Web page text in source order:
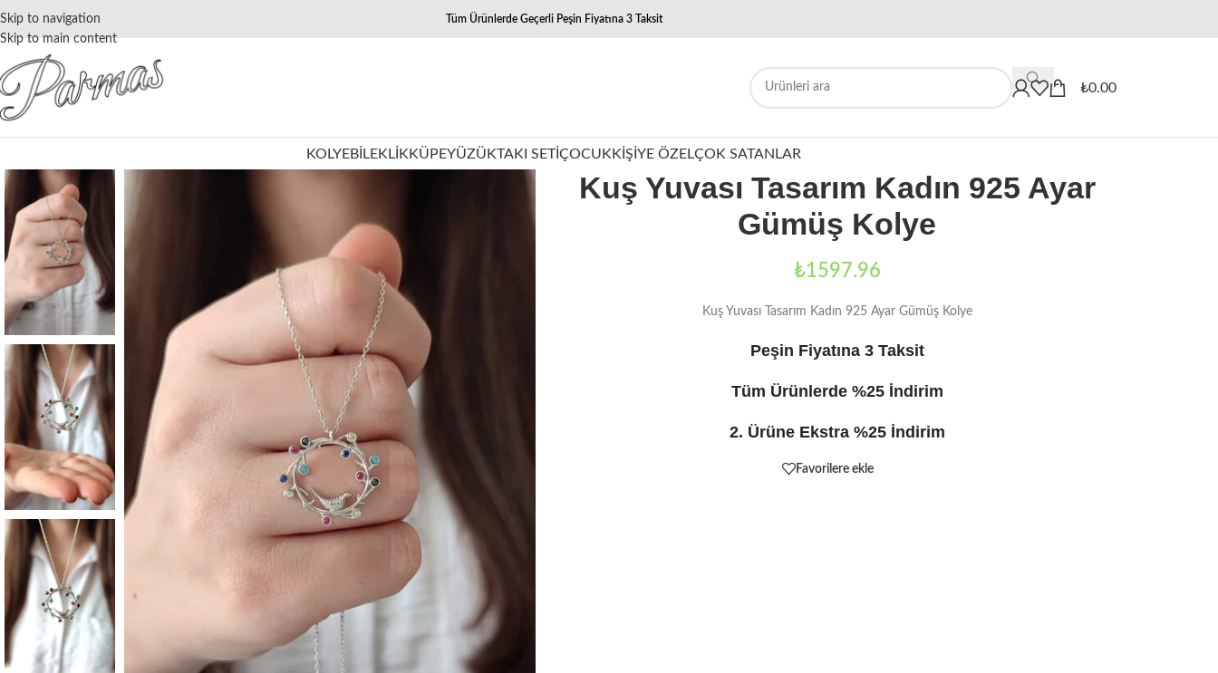
Skip to navigation
Skip to main content
Tüm Ürünlerde Geçerli Peşin Fiyatına 3 Taksit
When autocomplete results are
₺0.00
KOLYEBILEKLIKKÜPEYÜZÜKTAKI SETIÇOCUKKIŞIYE ÖZELÇOK SATANLAR
Kuş Yuvası Tasarım Kadın 925 Ayar
Gümüş Kolye
₺1597.96
Kuş Yuvası Tasarım Kadın 925 Ayar Gümüş Kolye
Peşin Fiyatına 3 Taksit
Tüm Ürünlerde %25 İndirim
2. Ürüne Ekstra %25 İndirim
Favorilere ekle